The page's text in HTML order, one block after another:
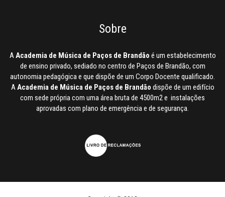
Sobre
AAcademia de Música de Paços de Brandão é um estabelecimento
de ensino privado, sediado no centro de Paços de Brandão, com
autonomia pedagógica e que dispõe de um Corpo Docente qualificado.
AAcademia de Música de Paços de Brandão dispõe de um edifício
com sede própria com uma área bruta de 4500m2 e instalações
aprovadas com plano de emergência e de segurança.